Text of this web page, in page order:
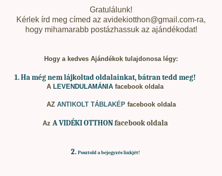
Gratulálunk!
Kérlek írd meg címed az avidekiotthon@gmail.com-ra,
hogy mihamarabb postázhassuk az ajándékodat!
Hogy a kedves Ajándékok tulajdonosa légy:
1. Hamég nem lájkoltad oldalainkat, bátran tedd meg!
A LEVENDULAMÁNIA facebook oldala
AZ ANTIKOLT TÁBLAKÉPfacebook oldala
Az AVIDÉKI OTTHONfacebook oldala
2. Posztold a bejegyzés linkjét!